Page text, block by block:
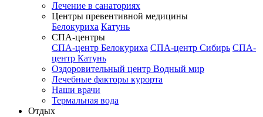
Лечение в санаториях
Центры превентивной медицины
Белокуриха Катунь
СПА-центры
СПА-центр Белокуриха СПА-центр Сибирь СПА-
центр Катунь
Оздоровительный центр Водный мир
Лечебные факторы курорта
Наши врачи
Термальная вода
Отдых